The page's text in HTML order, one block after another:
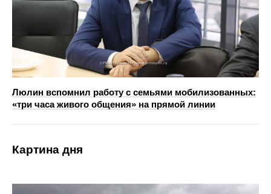
Люлин вспомнил работу с семьями мобилизованных:
«три часа живого общения» на прямой линии
Картина дня